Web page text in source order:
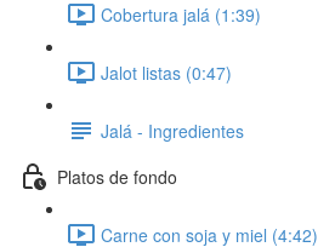
Cobertura jalá (1:39)
Jalot listas (0:47)
Jalá - Ingredientes
Platos de fondo
Carne con soja y miel (4:42)